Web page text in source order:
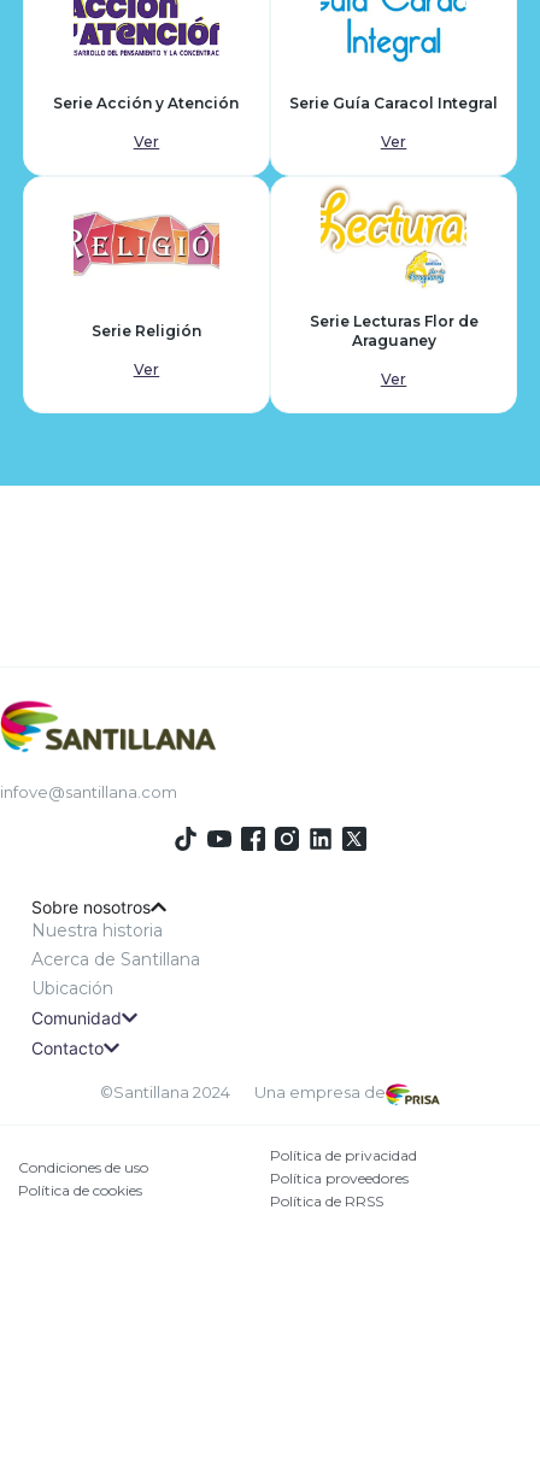
Serie Acción y Atención
Ver
Serie Guía Caracol Integral
Ver
Serie Religión
Ver
Serie Lecturas Flor de
Araguaney
Ver
infove@santillana.com
Sobre nosotros
Nuestra historia
Acerca de Santillana
Ubicación
Comunidad
Contacto
©Santillana 2024 Una empresa de
Condiciones de uso
Política de cookies
Política de privacidad
Política proveedores
Política de RRSS